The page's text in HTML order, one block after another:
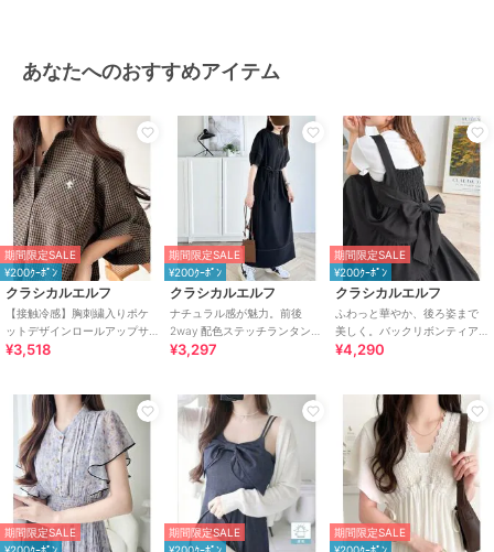
原産国 中国
あなたへのおすすめアイテム
期間限定SALE
¥200ｸｰﾎﾟﾝ
クラシカルエルフ
【接触冷感】胸刺繍入りポケ
ットデザインロールアップサ
ッカーワンピース（ロング
¥3,518
期間限定SALE
¥200ｸｰﾎﾟﾝ
クラシカルエルフ
ナチュラル感が魅力。前後
2way 配色ステッチランタンス
リーブワンピース
¥3,297
期間限定SALE
¥200ｸｰﾎﾟﾝ
クラシカルエルフ
ふわっと華やか、後ろ姿まで
美しく。バックリボンティア
ードワンピース
¥4,290
期間限定SALE
期間限定SALE
期間限定SALE